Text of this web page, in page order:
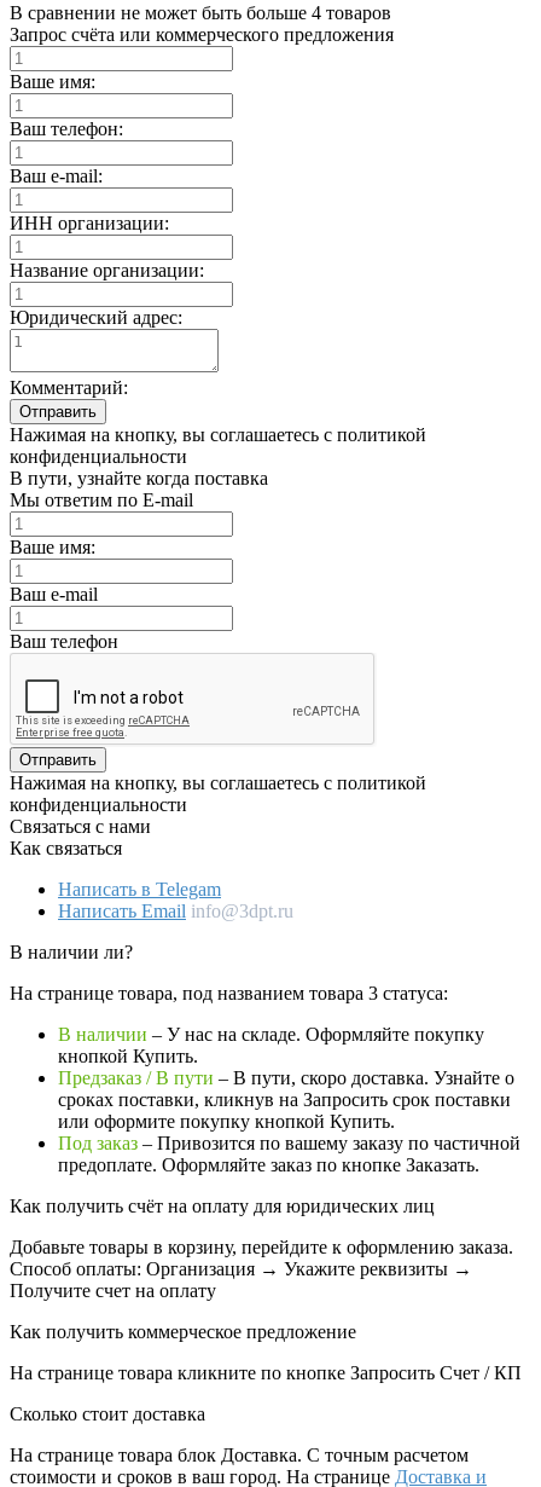
В сравнении не может быть больше 4 товаров
Запрос счёта или коммерческого предложения
Ваше имя:
Ваш телефон:
Ваш e-mail:
ИНН организации:
Название организации:
Юридический адрес:
Комментарий:
Отправить
Нажимая на кнопку, вы соглашаетесь с политикой
конфиденциальности
В пути, узнайте когда поставка
Мы ответим по E-mail
Ваше имя:
Ваш e-mail
Ваш телефон
Отправить
Нажимая на кнопку, вы соглашаетесь с политикой
конфиденциальности
Связаться с нами
Как связаться
Написать в Telegam
Написать Email info@3dpt.ru
В наличии ли?
На странице товара, под названием товара 3 статуса:
В наличии – У нас на складе. Оформляйте покупку
кнопкой Купить.
Предзаказ / В пути – В пути, скоро доставка. Узнайте о
сроках поставки, кликнув на Запросить cрок поставки
или оформите покупку кнопкой Купить.
Под заказ – Привозится по вашему заказу по частичной
предоплате. Оформляйте заказ по кнопке Заказать.
Как получить счёт на оплату для юридических лиц
Добавьте товары в корзину, перейдите к оформлению заказа.
Способ оплаты: Организация → Укажите реквизиты →
Получите счет на оплату
Как получить коммерческое предложение
На странице товара кликните по кнопке Запросить Счет / КП
Сколько стоит доставка
На странице товара блок Доставка. С точным расчетом
стоимости и сроков в ваш город. На странице Доставка и